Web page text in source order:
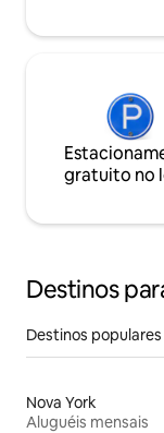
gratuito no
Destinos
Destinos
Nova York
Aluguéis mensais